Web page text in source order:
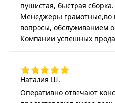
пушистая, быстрая
Менеджеры грамотные,во
вопросы, обслуживанием
Компании успешных
Наталия Ш.
Оперативно отвечают